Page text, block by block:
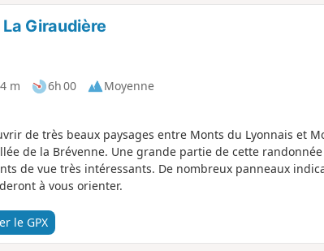
Giraudière
m 6h 00
Moyenne
de très beaux paysages entre Monts du Lyonnais et
de la Brévenne. Une grande partie de cette randonnée
de vue très intéressants. De nombreux panneaux
à vous orienter.
le GPX